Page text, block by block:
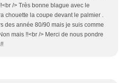
/> Très bonne blague avec le
chouette la coupe devant le palmier .
des année 80/90 mais je suis comme
mais !!<br /> Merci de nous pondre